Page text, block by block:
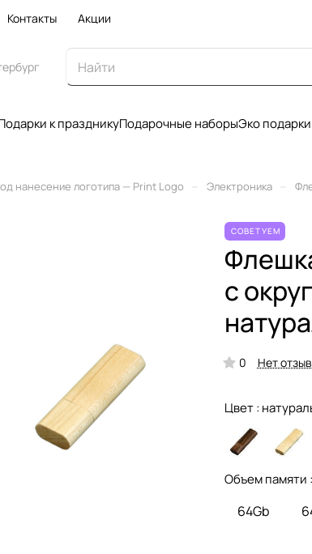
Контакты Акции
к праздникуПодарочные наборыЭко подарки
нанесение логотипа — Print Logo Электроника
СОВЕТУЕМ
с
0 Нет
Цвет :
Объем памяти :
64Gb